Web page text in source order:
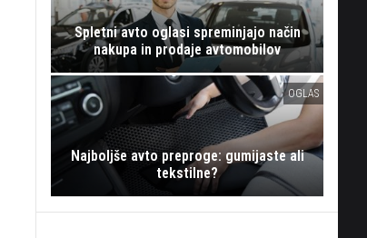
Spletni avto oglasi spreminjajo način
nakupa in prodaje avtomobilov
OGLAS
Najboljše avto preproge: gumijaste ali
tekstilne?